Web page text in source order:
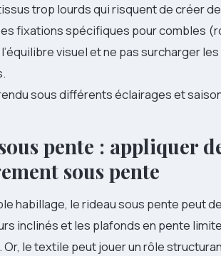
trop lourds qui risquent de créer
fixations spécifiques pour combles
visuel et ne pas surcharger
sous différents éclairages et
pente : appliquer
sous pente
habillage, le rideau sous pente peut
inclinés et les plafonds en pente
le textile peut jouer un rôle